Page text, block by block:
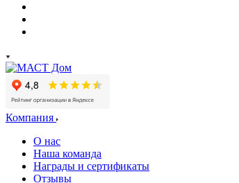
Компания
О нас
Наша команда
Награды и сертификаты
Отзывы